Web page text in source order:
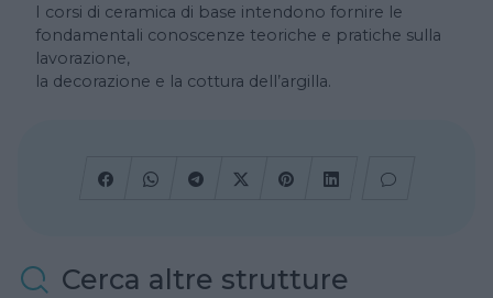
I corsi di ceramica di base intendono fornire le
fondamentali conoscenze teoriche e pratiche sulla
lavorazione,
la decorazione e la cottura dell’argilla.
Cerca altre strutture